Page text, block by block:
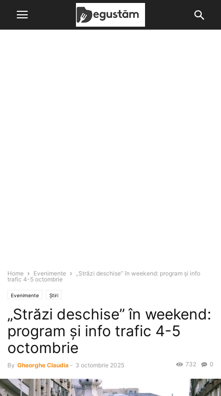
Home Evenimente
„Străzi deschise” în weekend: program și info
trafic 4-5 octombrie
Evenimente Știri
„Străzi deschise” în weekend:
program și info trafic 4-5
octombrie
By Gheorghe Claudia - 3 octombrie 2025 0
732